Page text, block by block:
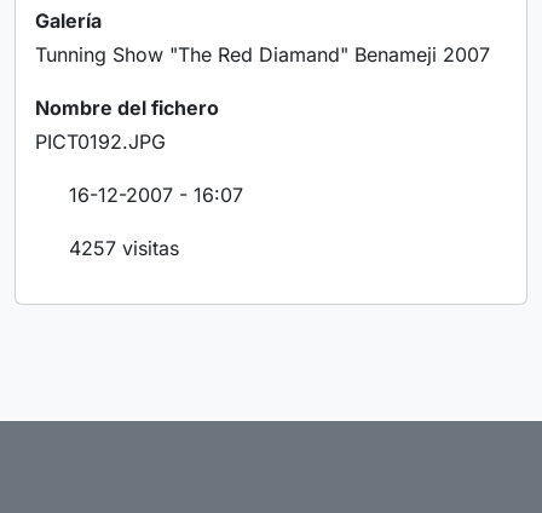
Galería
Tunning Show "The Red Diamand" Benameji 2007
Nombre del fichero
PICT0192.JPG
16-12-2007 - 16:07
4257 visitas